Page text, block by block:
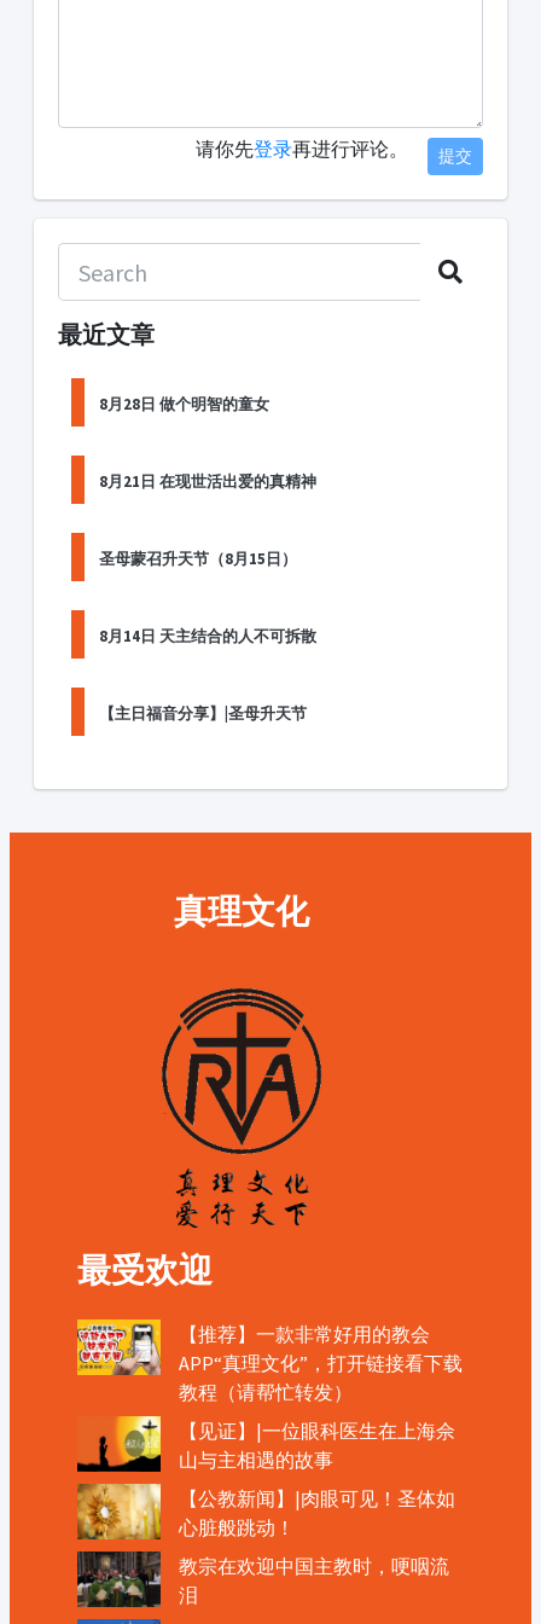
请你先登录再进行评论。 提交
最近文章
8月28日 做个明智的童女
8月21日 在现世活出爱的真精神
圣母蒙召升天节（8月15日）
8月14日 天主结合的人不可拆散
【主日福音分享】|圣母升天节
真理文化
最受欢迎
【推荐】一款非常好用的教会
APP“真理文化”，打开链接看下载
教程（请帮忙转发）
【见证】|一位眼科医生在上海佘
山与主相遇的故事
【公教新闻】|肉眼可见！圣体如
心脏般跳动！
教宗在欢迎中国主教时，哽咽流
泪